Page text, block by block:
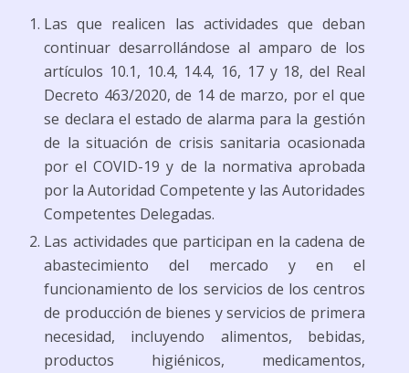
Las que realicen las actividades que deban
continuar desarrollándose al amparo de los
artículos 10.1, 10.4, 14.4, 16, 17 y 18, del Real
Decreto 463/2020, de 14 de marzo, por el que
se declara el estado de alarma para la gestión
de la situación de crisis sanitaria ocasionada
por el COVID-19 y de la normativa aprobada
por la Autoridad Competente y las Autoridades
Competentes Delegadas.
Las actividades que participan en la cadena de
abastecimiento del mercado y en el
funcionamiento de los servicios de los centros
de producción de bienes y servicios de primera
necesidad, incluyendo alimentos, bebidas,
productos higiénicos, medicamentos,